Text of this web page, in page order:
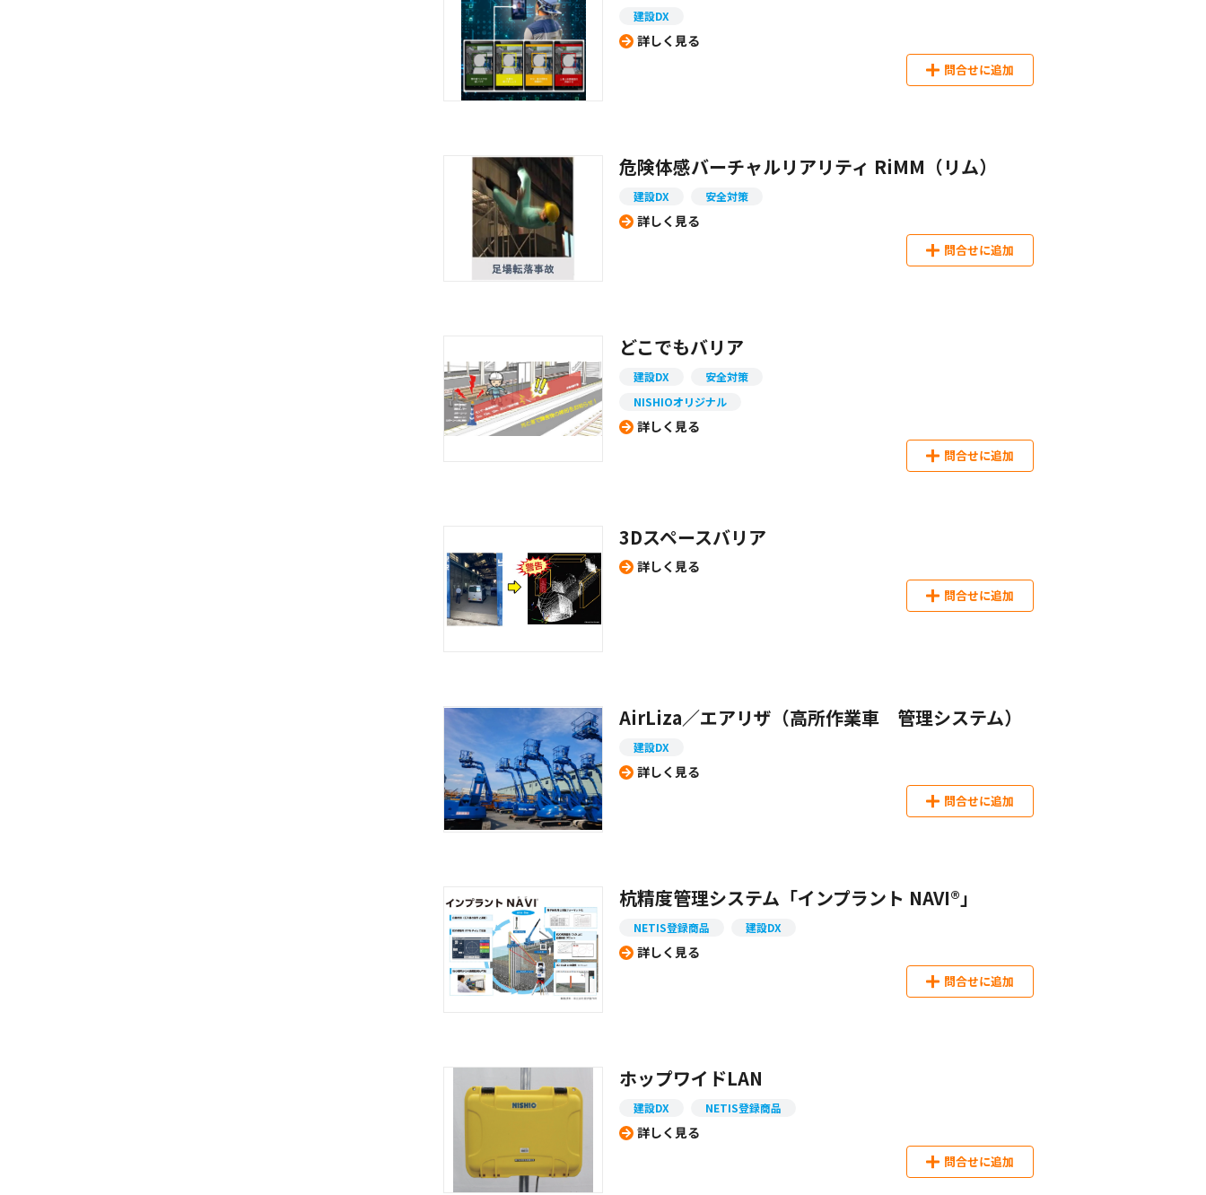
建設DX
詳しく見る
問合せに追加
危険体感バーチャルリアリティ RiMM（リム）
建設DX 安全対策
詳しく見る
問合せに追加
どこでもバリア
建設DX
安全対策
NISHIOオリジナル
詳しく見る
問合せに追加
3Dスペースバリア
詳しく見る
問合せに追加
AirLiza／エアリザ（高所作業車 管理システム）
建設DX
詳しく見る
問合せに追加
杭精度管理システム「インプラント NAVI®」
NETIS登録商品 建設DX
詳しく見る
問合せに追加
ホップワイドLAN
建設DX NETIS登録商品
詳しく見る
問合せに追加